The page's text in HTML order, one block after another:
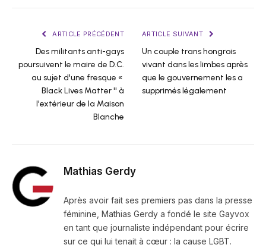
ARTICLE PRÉCÉDENT
Des militants anti-gays
poursuivent le maire de D.C.
au sujet d'une fresque «
Black Lives Matter '' à
l'extérieur de la Maison
Blanche
ARTICLE SUIVANT
Un couple trans hongrois
vivant dans les limbes après
que le gouvernement les a
supprimés légalement
Mathias Gerdy
Après avoir fait ses premiers pas dans la presse
féminine, Mathias Gerdy a fondé le site Gayvox
en tant que journaliste indépendant pour écrire
sur ce qui lui tenait à cœur : la cause LGBT.